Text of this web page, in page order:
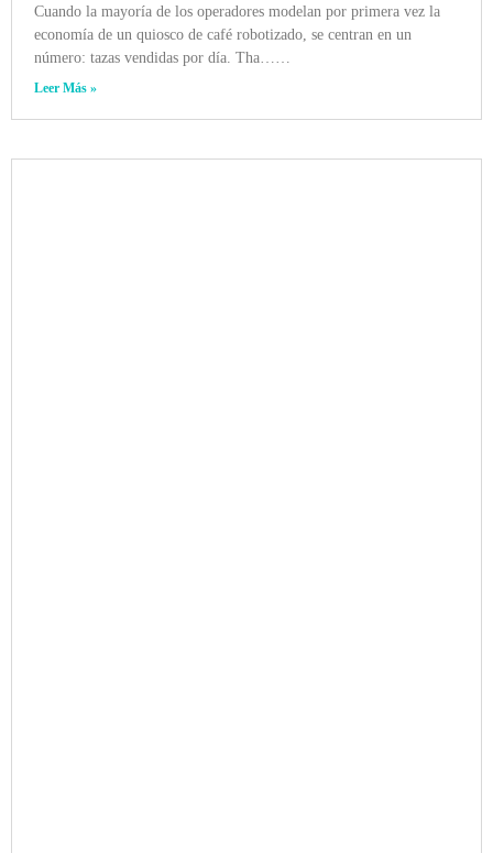
Cuando la mayoría de los operadores modelan por primera vez la
economía de un quiosco de café robotizado, se centran en un
número: tazas vendidas por día. Tha……
Leer Más »